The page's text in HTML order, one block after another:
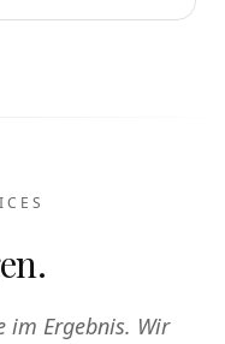
im Ergebnis. Wir